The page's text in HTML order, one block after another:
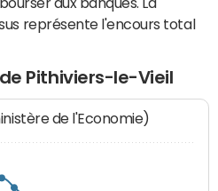
aux banques. La
représente l'encours total
Pithiviers-le-Vieil
de l'Economie)